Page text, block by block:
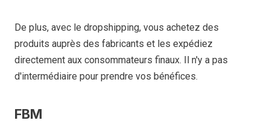
De plus, avec le dropshipping, vous achetez des
produits auprès des fabricants et les expédiez
directement aux consommateurs finaux. Il n'y a pas
d'intermédiaire pour prendre vos bénéfices.
FBM